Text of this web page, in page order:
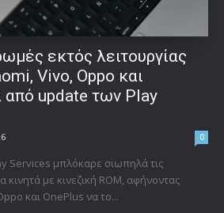
εκτός λειτουργίας
Vivo, Oppo και
από update των Play
0
Services μπλόκαρε σιωπηλά τις
με κινεζική ROM, αφήνοντας
και OnePlus να το...